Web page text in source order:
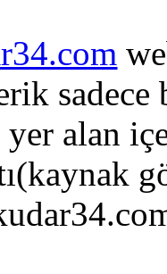
sadece
yer alan